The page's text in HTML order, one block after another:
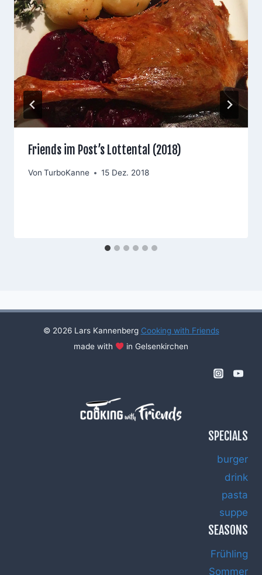
Friends im Post’s Lottental (2018)
Von TurboKanne 15 Dez. 2018
© 2026 Lars Kannenberg Cooking with Friends
made with
in Gelsenkirchen
SPECIALS
burger
drink
pasta
suppe
SEASONS
Frühling
Sommer